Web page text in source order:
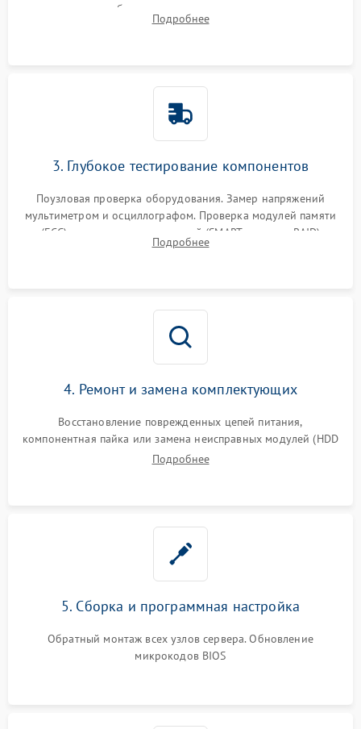
контроллеров и блоков питания на наличие термических
повреждений, прогаров или окислений.
Подробнее
3. Глубокое тестирование компонентов
Поузловая проверка оборудования. Замер напряжений
мультиметром и осциллографом. Проверка модулей памяти
(ECC) и состояния накопителей (SMART, массивы RAID)
специализированными диагностическими утилитами.
Подробнее
4. Ремонт и замена комплектующих
Восстановление поврежденных цепей питания,
компонентная пайка или замена неисправных модулей (HDD
Подробнее
5. Сборка и программная настройка
Обратный монтаж всех узлов сервера. Обновление
микрокодов BIOS